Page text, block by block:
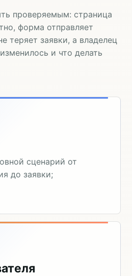
проверяемым: страница
форма отправляет
теряет заявки, а владелец
и что делать
сценарий от
до заявки;